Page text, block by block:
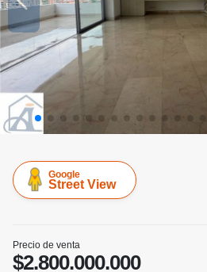
Google
Street View
Precio de venta
$2.800.000.000